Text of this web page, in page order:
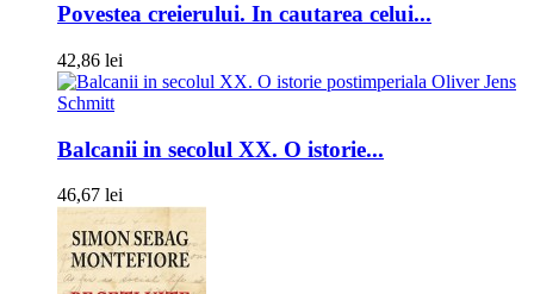
Povestea creierului. In cautarea celui...
42,86 lei
Oliver Jens
Schmitt
Balcanii in secolul XX. O istorie...
46,67 lei